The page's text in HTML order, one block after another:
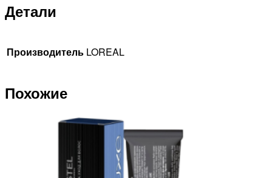
Детали
Производитель LOREAL
Похожие